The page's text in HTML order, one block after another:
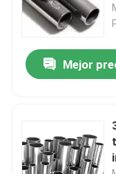
Tubo sin
Tubería de
Tubería de
Placa inoxidable
Mejor